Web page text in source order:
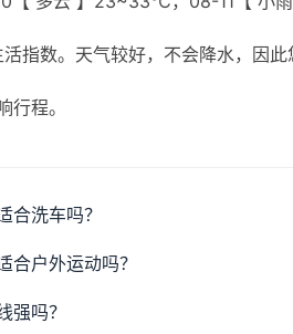
指数。天气较好，不会降水，因
行程。
合洗车吗？
合户外运动吗？
强吗？